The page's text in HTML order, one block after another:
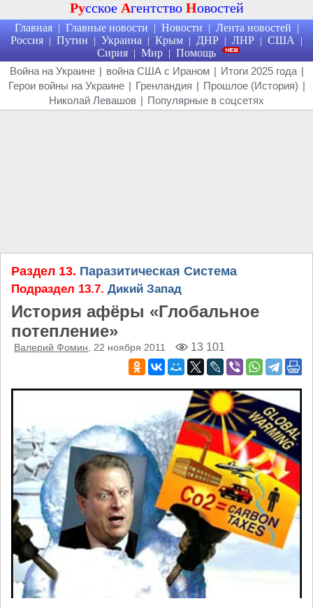
Русское Агентство Новостей
Главная | Главные новости | Новости | Лента новостей |
Россия | Путин | Украина | Крым | ДНР | ЛНР | США |
Сирия | Мир | Помощь
Война на Украине | война США с Ираном | Итоги 2025 года |
Герои войны на Украине | Гренландия | Прошлое (История) |
Николай Левашов | Популярные в соцсетях
Раздел 13. Паразитическая Система
Подраздел 13.7. Дикий Запад
История афёры «Глобальное
потепление»
Валерий Фомин , 22 ноября 2011 13 101